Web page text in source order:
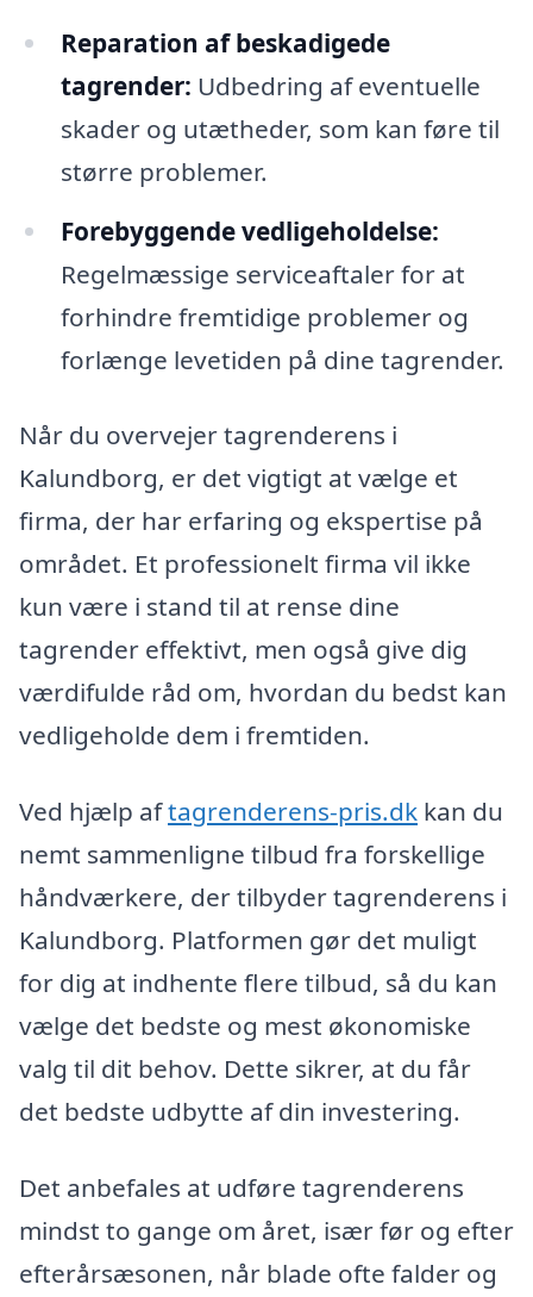
Reparation af beskadigede
tagrender: Udbedring af eventuelle
skader og utætheder, som kan føre til
større problemer.
Forebyggende vedligeholdelse:
Regelmæssige serviceaftaler for at
forhindre fremtidige problemer og
forlænge levetiden på dine tagrender.
Når du overvejer tagrenderens i
Kalundborg, er det vigtigt at vælge et
firma, der har erfaring og ekspertise på
området. Et professionelt firma vil ikke
kun være i stand til at rense dine
tagrender effektivt, men også give dig
værdifulde råd om, hvordan du bedst kan
vedligeholde dem i fremtiden.
Ved hjælp aftagrenderens-pris.dk kan du
nemt sammenligne tilbud fra forskellige
håndværkere, der tilbyder tagrenderens i
Kalundborg. Platformen gør det muligt
for dig at indhente flere tilbud, så du kan
vælge det bedste og mest økonomiske
valg til dit behov. Dette sikrer, at du får
det bedste udbytte af din investering.
Det anbefales at udføre tagrenderens
mindst to gange om året, især før og efter
efterårsæsonen, når blade ofte falder og